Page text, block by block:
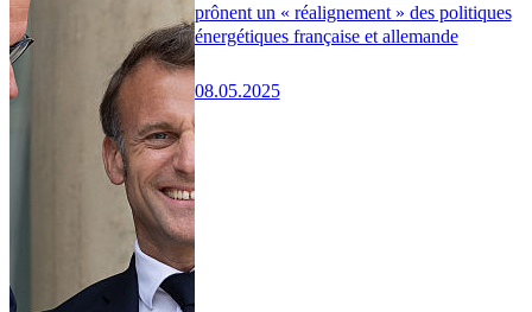
prônent un « réalignement » des politiques
énergétiques française et allemande
08.05.2025